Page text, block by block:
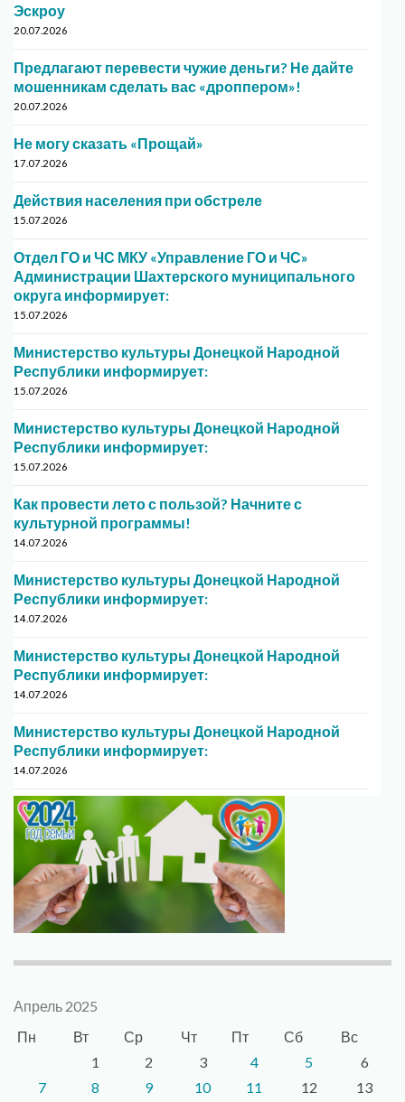
Эскроу
20.07.2026
Предлагают перевести чужие деньги? Не дайте
мошенникам сделать вас «дроппером»!
20.07.2026
Не могу сказать «Прощай»
17.07.2026
Действия населения при обстреле
15.07.2026
Отдел ГО и ЧС МКУ «Управление ГО и ЧС»
Администрации Шахтерского муниципального
округа информирует:
15.07.2026
Министерство культуры Донецкой Народной
Республики информирует:
15.07.2026
Министерство культуры Донецкой Народной
Республики информирует:
15.07.2026
Как провести лето с пользой? Начните с
культурной программы!
14.07.2026
Министерство культуры Донецкой Народной
Республики информирует:
14.07.2026
Министерство культуры Донецкой Народной
Республики информирует:
14.07.2026
Министерство культуры Донецкой Народной
Республики информирует:
14.07.2026
Апрель 2025
Пн
Вт Ср Чт Пт Сб
Вс
1
2 3 4 5
6
7
8 9 10 11 12 13